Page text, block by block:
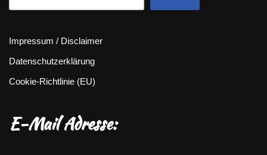
Impressum / Disclaimer
Datenschutzerklärung
Cookie-Richtlinie (EU)
E-Mail Adresse: